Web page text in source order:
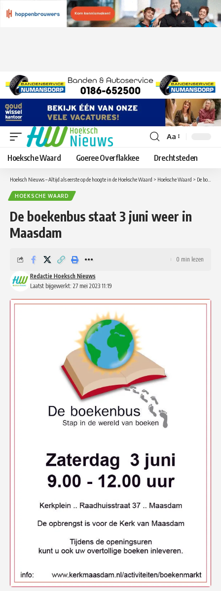
Lettergrootte
aanpassen
Aa
Hoeksche Waard Goeree Overflakkee Drechtsteden
Hoeksch Nieuws – Altijd als eerste op de hoogte in de Hoeksche Waard > Hoeksche Waard > De boekenbus staat 3 juni weer in Maasdam
HOEKSCHE WAARD
De boekenbus staat 3 juni weer in
Maasdam
Laatst bijgewerkt: 27 mei 2023 11:19
Redactie Hoeksch Nieuws
0 min lezen